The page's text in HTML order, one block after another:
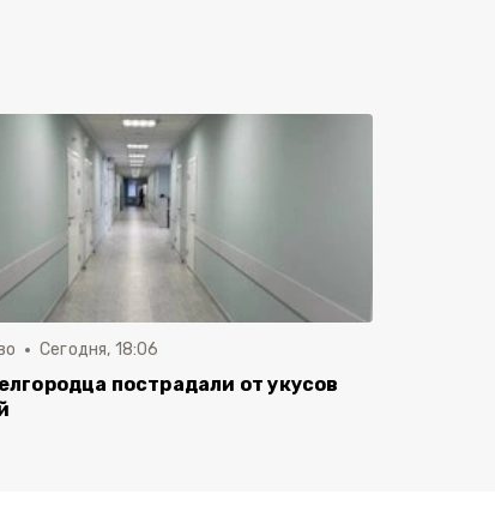
Сегодня, 18:06
пострадали от укусов